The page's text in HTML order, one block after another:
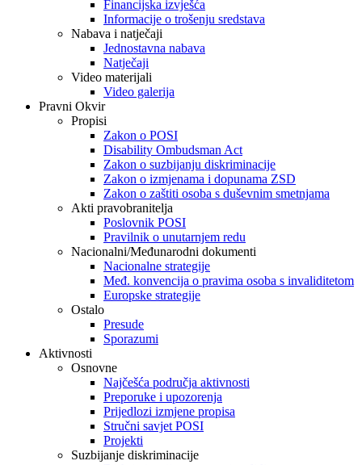
Financijska izvješća
Informacije o trošenju sredstava
Nabava i natječaji
Jednostavna nabava
Natječaji
Video materijali
Video galerija
Pravni Okvir
Propisi
Zakon o POSI
Disability Ombudsman Act
Zakon o suzbijanju diskriminacije
Zakon o izmjenama i dopunama ZSD
Zakon o zaštiti osoba s duševnim smetnjama
Akti pravobranitelja
Poslovnik POSI
Pravilnik o unutarnjem redu
Nacionalni/Međunarodni dokumenti
Nacionalne strategije
Međ. konvencija o pravima osoba s invaliditetom
Europske strategije
Ostalo
Presude
Sporazumi
Aktivnosti
Osnovne
Najčešća područja aktivnosti
Preporuke i upozorenja
Prijedlozi izmjene propisa
Stručni savjet POSI
Projekti
Suzbijanje diskriminacije